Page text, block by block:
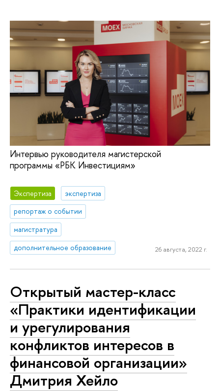
Интервью руководителя магистерской
программы «РБК Инвестициям»
Экспертиза
экспертиза
репортаж о событии
магистратура
дополнительное образование
26 августа, 2022 г.
Открытый мастер-класс
«Практики идентификации
и урегулирования
конфликтов интересов в
финансовой организации»
Дмитрия Хейло